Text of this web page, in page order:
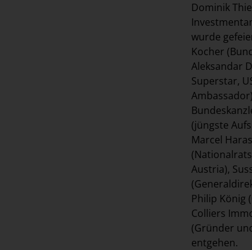
Dominik
wurde
Kocher
Aleksandar
Superstar,
(jüngste
Marcel
Austria),
Philip König
Colliers
(Gründer
entgehen.